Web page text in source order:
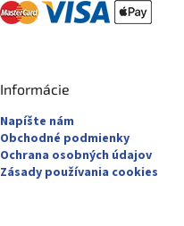
Informácie
Napíšte nám
Obchodné podmienky
Ochrana osobných údajov
Zásady používania cookies